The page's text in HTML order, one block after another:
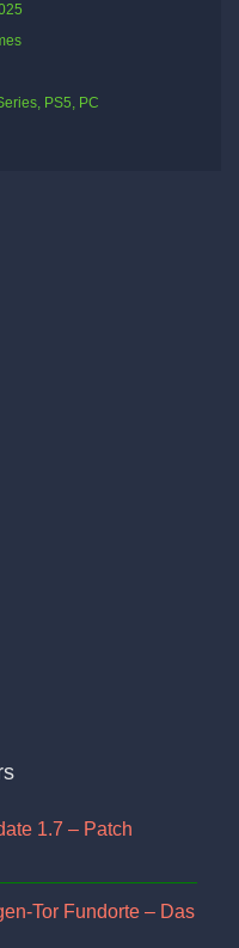
PS5, PC
1.7 – Patch
Tor Fundorte – Das